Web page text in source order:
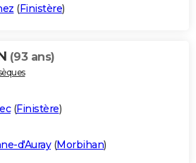
(Finistère)
(93 ans)
(Finistère)
d'Auray(Morbihan)